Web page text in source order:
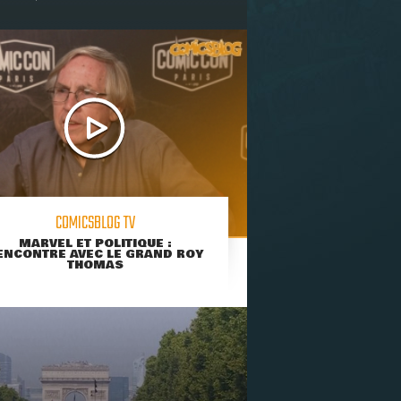
COMICSBLOG TV
MARVEL ET POLITIQUE :
AVEC LE GRAND ROY
THOMAS